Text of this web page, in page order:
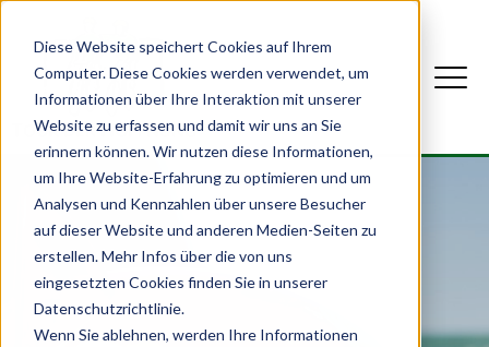
Diese Website speichert Cookies auf Ihrem
Computer. Diese Cookies werden verwendet, um
Informationen über Ihre Interaktion mit unserer
Website zu erfassen und damit wir uns an Sie
erinnern können. Wir nutzen diese Informationen,
um Ihre Website-Erfahrung zu optimieren und um
Analysen und Kennzahlen über unsere Besucher
auf dieser Website und anderen Medien-Seiten zu
erstellen. Mehr Infos über die von uns
eingesetzten Cookies finden Sie in unserer
Datenschutzrichtlinie.
Wenn Sie ablehnen, werden Ihre Informationen